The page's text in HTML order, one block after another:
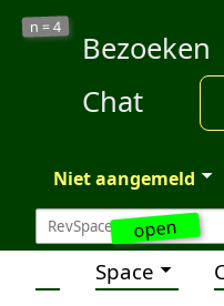
open
n =4
Bezoeken
Chat
Niet aangemeld
Space